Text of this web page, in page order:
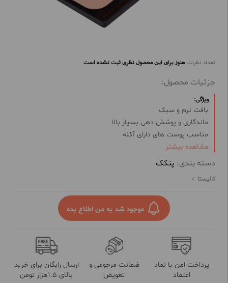
تعداد نظرات هنوز برای این محصول نظری ثبت نشده است
جزئیات محصول:
ویژگی:
بافت نرم و سبک
ماندگاری و پوشش دهی بسیار بالا
مناسب پوست های دارای آکنه
حاوی ویتامین های A، E و F
شاداب و جوان کننده پوست
کاهش قرمزی و التهاب پوست
مشاهده بیشتر
دسته بندی: پنکک
کالیستا
موجود شد به من اطلاع بده
پرداخت امن با نماد
اعتماد
ضمانت مرجوعی و
تعویض
ارسال رایگان برای خرید
بالای 1.5هزار تومن